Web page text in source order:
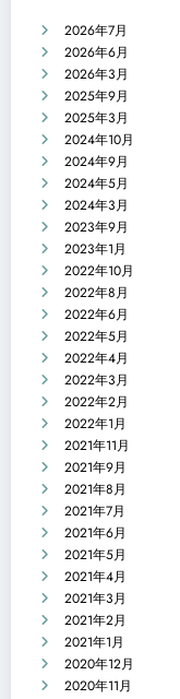
2026年7月
2026年6月
2026年3月
2025年9月
2025年3月
2024年10月
2024年9月
2024年5月
2024年3月
2023年9月
2023年1月
2022年10月
2022年8月
2022年6月
2022年5月
2022年4月
2022年3月
2022年2月
2022年1月
2021年11月
2021年9月
2021年8月
2021年7月
2021年6月
2021年5月
2021年4月
2021年3月
2021年2月
2021年1月
2020年12月
2020年11月